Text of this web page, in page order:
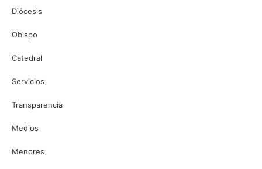
Diócesis
Obispo
Catedral
Servicios
Transparencia
Medios
Menores